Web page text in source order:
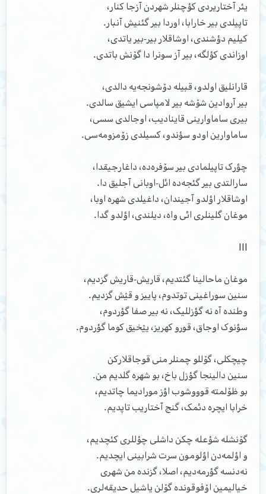
یئر آختاریردی کؤچنلر شهردن آزجا کنار،
تاپیلدی بیر خارابا، اوردا بیر گئنیش آنبار.
کیلیم دؤشندی، اوشاقلار بیر-بیر یاتدی،
اوزاندی کؤلگه، بیر آز سونرا دا گۆنش باتدی.
قارانلیق اولدو، قبیله دۆشونجه‌یه دالدی،
بیر آروادین شۆشه بیر لامپاسی ایشیق سالدی.
بیری ساماوارینی قاینادیب، اوجالدی سسی،
ساماوارین اودو سؤندو، کسیلدی زۆمزومه‌سی.
چؤرک تاپیلمادی بیر سۆفره‌ده، داغارجیقدا،
سارالتدی بیر گئجه‌ده ائل-اوبانی آجلیق دا.
اوشاقلار اؤلدو آجیندان، داغیلدی شهره اوبا،
موغان گلینلری ائی واه، دیلندی، اؤلدو گدا.
III
موغان ماحالینا گئتدیم، قاریش-قاریش گزدیم،
سنین سوراغینی توتدوم، پاییز و قؽش گزدیم.
وطنده آه نه گؤزللیک، نه بیر صفا گؤردوم،
سؤنوک اوجاق، قورو کهریز، یؽخیق کوما گؤردوم.
چیچکلی، گۆللو چمنلر منی قوجاقلارکن
سنین دالینجا گؤزل باخ، بو شهره گلدیم من.
بو ظۆلمته قوووشوب اؤز مورادیما چاتدیم،
خرابا ایچره دئمک، گنج آختاریب تاپدیم.
گۆنشله شؤعله چکن داشلی چؤللری کئچدیم،
و اؤلمه‌دن اؤلومون سرت شرابینی ایچدیم.
نه‌دنسه گؤرمه‌دیم، اصلا، گزنده من شهری
خیالیمین اۆفوقونده گۆلن یاشیل حدیقه‌لری.